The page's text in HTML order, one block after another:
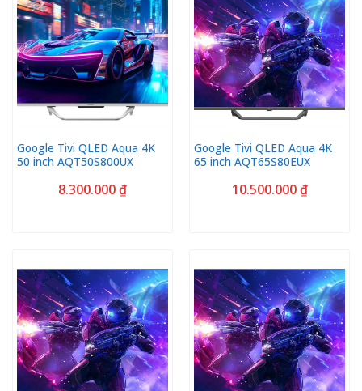
Google Tivi QLED Aqua 4K
50 inch AQT50S800UX
8.300.000₫
Google Tivi QLED Aqua 4K
65 inch AQT65S80EUX
10.500.000₫